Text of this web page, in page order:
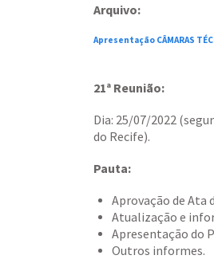
Arquivo:
Apresentação CÂMARAS
21ª Reunião:
Dia: 25/07/2022
do Recife).
Pauta:
Aprovação de Ata
Atualização e
Apresentação do
Outros informes.